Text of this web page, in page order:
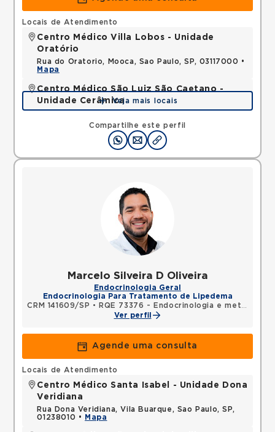
Compartilhe este perfil
Locais de Atendimento
Centro Médico Villa Lobos - Unidade
Oratório
Rua do Oratorio, Mooca, Sao Paulo, SP, 03117000 •
Mapa
Centro Médico São Luiz São Caetano -
Unidade Cerâmica
Alameda Caulim, Ceramica, Sao Caetano do Sul,
SP, 09531195 •
Veja mais locais
Marcelo Silveira D Oliveira
Endocrinologia Geral
Endocrinologia Para Tratamento de Lipedema
CRM 141609/SP •
RQE 73376 - Endocrinologia e metabologia
Ver perfil
Agende uma consulta
Locais de Atendimento
Centro Médico Santa Isabel - Unidade Dona
Veridiana
Rua Dona Veridiana, Vila Buarque, Sao Paulo, SP,
01238010 •
Mapa